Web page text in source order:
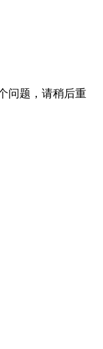
问题，请稍后重